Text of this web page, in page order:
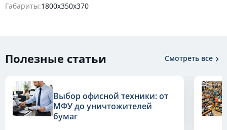
Габариты:1800х350х370
Полезные статьи Смотреть все
Выбор офисной техники: от
МФУ до уничтожителей
бумаг